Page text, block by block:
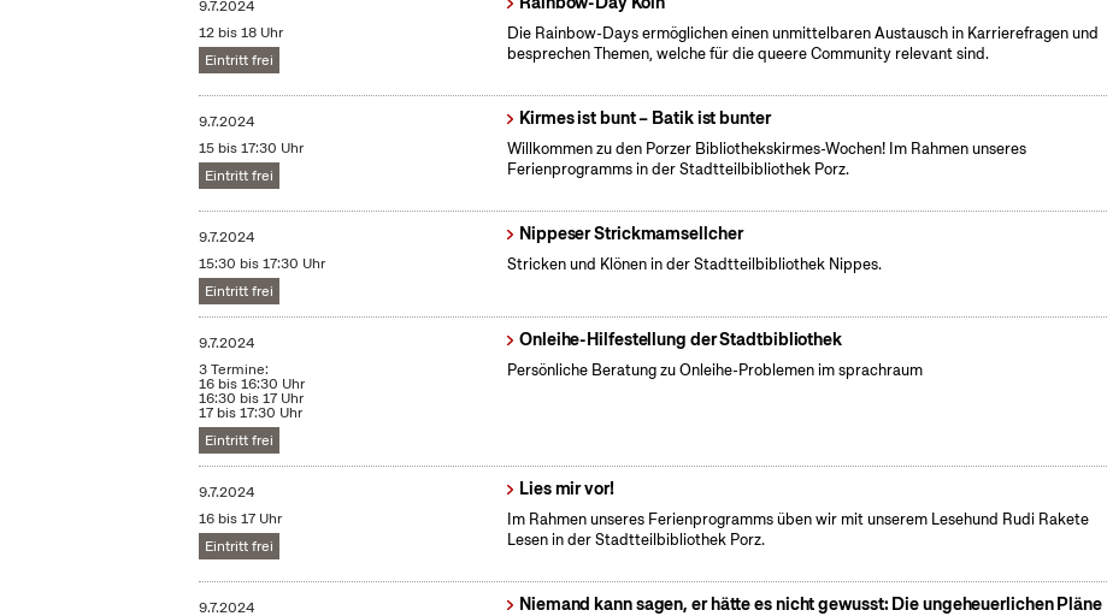
9.7.2024
12 bis 18 Uhr
Eintritt frei
Die Rainbow-Days ermöglichen einen unmittelbaren Austausch in Karrierefragen und
besprechen Themen, welche für die queere Community relevant sind.
9.7.2024
15 bis 17:30 Uhr
Eintritt frei
Kirmes ist bunt – Batik ist bunter
Willkommen zu den Porzer Bibliothekskirmes-Wochen! Im Rahmen unseres
Ferienprogramms in der Stadtteilbibliothek Porz.
9.7.2024
15:30 bis 17:30 Uhr
Eintritt frei
Nippeser Strickmamsellcher
Stricken und Klönen in der Stadtteilbibliothek Nippes.
9.7.2024
3 Termine:
16 bis 16:30 Uhr
16:30 bis 17 Uhr
17 bis 17:30 Uhr
Eintritt frei
Onleihe-Hilfestellung der Stadtbibliothek
Persönliche Beratung zu Onleihe-Problemen im sprachraum
9.7.2024
16 bis 17 Uhr
Eintritt frei
Lies mir vor!
Im Rahmen unseres Ferienprogramms üben wir mit unserem Lesehund Rudi Rakete
Lesen in der Stadtteilbibliothek Porz.
9.7.2024
Niemand kann sagen, er hätte es nicht gewusst: Die ungeheuerlichen Pläne